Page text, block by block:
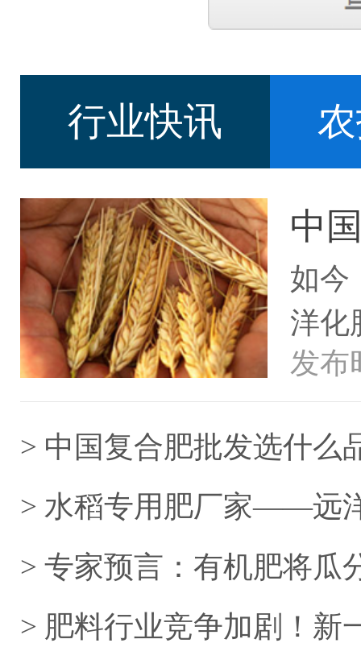
行业快讯
中
如今
洋化
海外
发布
> 中国复合肥批发选什么
> 水稻专用肥厂家——远
> 专家预言：有机肥将瓜
> 肥料行业竞争加剧！新